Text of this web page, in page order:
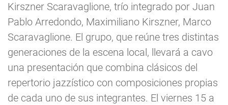
Kirszner Scaravaglione, trío integrado por Juan
Pablo Arredondo, Maximiliano Kirszner, Marco
Scaravaglione. El grupo, que reúne tres distintas
generaciones de la escena local, llevará a cavo
una presentación que combina clásicos del
repertorio jazzístico con composiciones propias
de cada uno de sus integrantes. El viernes 15 a